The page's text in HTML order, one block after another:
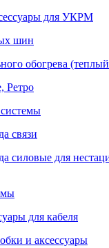
для УКРМ
шин
обогрева
Ретро
связи
силовые для
для кабеля
и аксессуары